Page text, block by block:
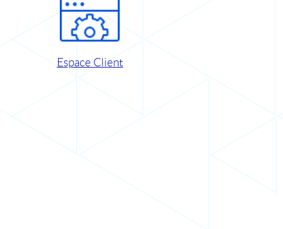
Espace Client